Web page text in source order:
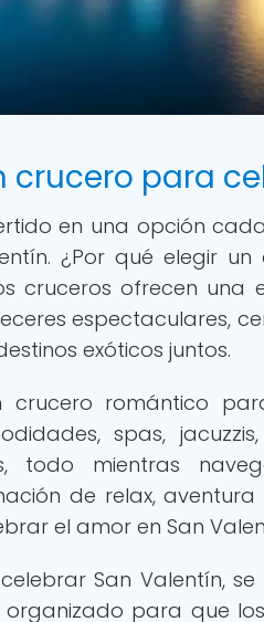
crucero para
en una opción
¿Por qué elegir
cruceros ofrecen una
espectaculares,
exóticos juntos.
romántico
spas,
todo mientras
de relax,
el amor en San
San Valentín,
para que